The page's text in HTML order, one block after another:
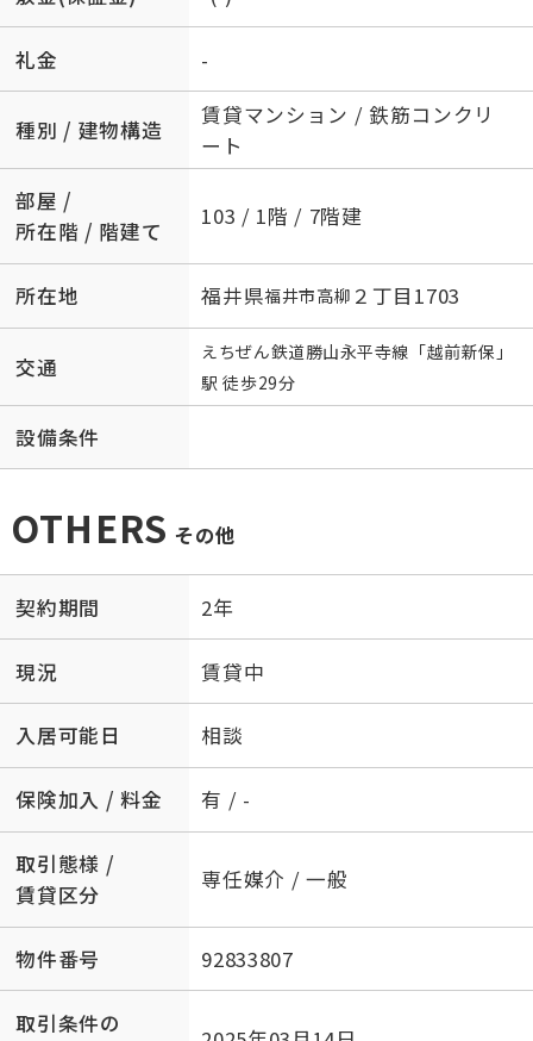
礼金 -
種別 / 建物構造
賃貸マンション / 鉄筋コンクリ
ート
部屋 /
所在階 / 階建て
103 / 1階 / 7階建
所在地 福井県福井市高柳 ２丁目1703
交通
えちぜん鉄道勝山永平寺線 「越前新保 」
駅 徒歩29分
設備条件
OTHERS その他
契約期間 2年
現況 賃貸中
入居可能日 相談
保険加入 / 料金 有 / -
取引態様 /
賃貸区分
専任媒介 / 一般
物件番号 92833807
取引条件の